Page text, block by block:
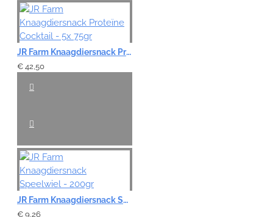
JR Farm Knaagdiersnack Proteïne Cocktail - 5x 75gr
€ 42,50
JR Farm Knaagdiersnack Speelwiel - 200gr
€ 9,26